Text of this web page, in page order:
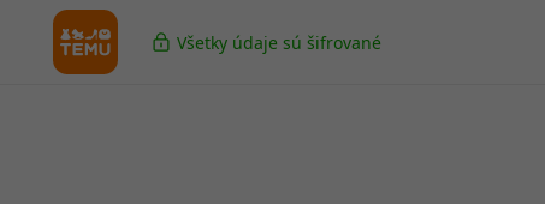
Všetky údaje sú šifrované